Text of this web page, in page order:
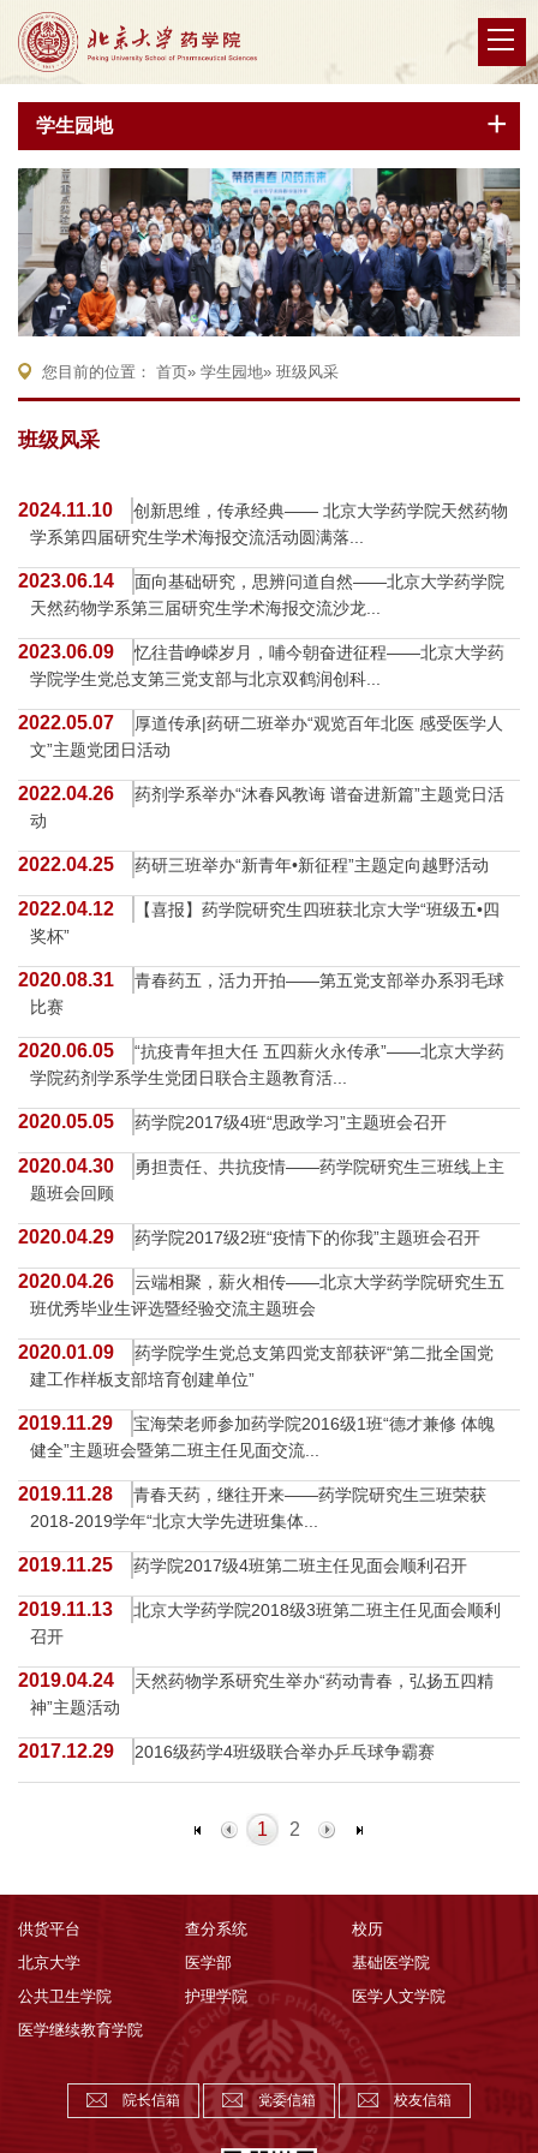
学生园地
您目前的位置： 首页» 学生园地» 班级风采
班级风采
2024.11.10
创新思维，传承经典—— 北京大学药学院天然药物
学系第四届研究生学术海报交流活动圆满落...
2023.06.14
面向基础研究，思辨问道自然——北京大学药学院
天然药物学系第三届研究生学术海报交流沙龙...
2023.06.09
忆往昔峥嵘岁月，哺今朝奋进征程——北京大学药
学院学生党总支第三党支部与北京双鹤润创科...
2022.05.07
厚道传承|药研二班举办“观览百年北医 感受医学人
文”主题党团日活动
2022.04.26
药剂学系举办“沐春风教诲 谱奋进新篇”主题党日活
动
2022.04.25 药研三班举办“新青年•新征程”主题定向越野活动
2022.04.12
【喜报】药学院研究生四班获北京大学“班级五•四
奖杯”
2020.08.31
青春药五，活力开拍——第五党支部举办系羽毛球
比赛
2020.06.05
“抗疫青年担大任 五四薪火永传承”——北京大学药
学院药剂学系学生党团日联合主题教育活...
2020.05.05 药学院2017级4班“思政学习”主题班会召开
2020.04.30
勇担责任、共抗疫情——药学院研究生三班线上主
题班会回顾
2020.04.29 药学院2017级2班“疫情下的你我”主题班会召开
2020.04.26
云端相聚，薪火相传——北京大学药学院研究生五
班优秀毕业生评选暨经验交流主题班会
2020.01.09
药学院学生党总支第四党支部获评“第二批全国党
建工作样板支部培育创建单位”
2019.11.29
宝海荣老师参加药学院2016级1班“德才兼修 体魄
健全”主题班会暨第二班主任见面交流...
2019.11.28
青春天药，继往开来——药学院研究生三班荣获
2018-2019学年“北京大学先进班集体...
2019.11.25 药学院2017级4班第二班主任见面会顺利召开
2019.11.13
北京大学药学院2018级3班第二班主任见面会顺利
召开
2019.04.24
天然药物学系研究生举办“药动青春，弘扬五四精
神”主题活动
2017.12.29 2016级药学4班级联合举办乒乓球争霸赛
1 2
供货平台 查分系统
校历
北京大学
医学部
基础医学院
公共卫生学院
护理学院
医学人文学院
医学继续教育学院
院长信箱 党委信箱 校友信箱